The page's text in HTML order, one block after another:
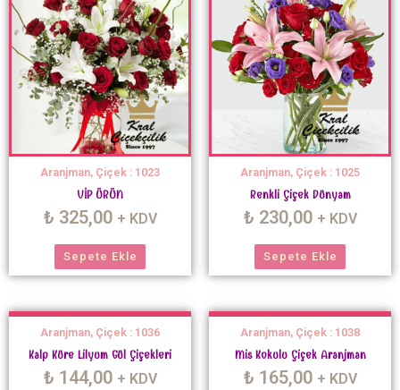
Aranjman, Çiçek : 1023
VİP ÜRÜN
₺ 325,00 + KDV
Sepete Ekle
Aranjman, Çiçek : 1025
Renkli Çiçek Dünyam
₺ 230,00 + KDV
Sepete Ekle
Aranjman, Çiçek : 1036
Kalp Küre Lilyum Gül Çiçekleri
₺ 144,00 + KDV
Aranjman, Çiçek : 1038
Mis Kokulu Çiçek Aranjman
₺ 165,00 + KDV